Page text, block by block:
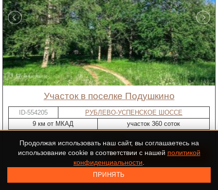
участок в поселке Подушкино
ID-554205
РУБЛЕВО-УСПЕНСКОЕ ШОССЕ
9 км от МКАД
участок 360 соток
468 000 000 ₽
Показано 27 из 212 объектов
Продолжая использовать наш сайт, вы соглашаетесь на
использование cookie в соответствии с нашей политикой
конфиденциальности
ПРИНЯТЬ